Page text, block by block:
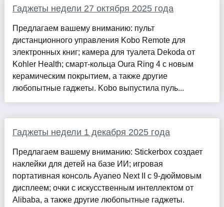
Гаджеты недели 27 октября 2025 года
Предлагаем вашему вниманию: пульт
дистанционного управления Kobo Remote для
электронных книг; камера для туалета Dekoda от
Kohler Health; смарт-кольца Oura Ring 4 с новым
керамическим покрытием, а также другие
любопытные гаджеты. Kobo выпустила пуль...
Гаджеты недели 1 декабря 2025 года
Предлагаем вашему вниманию: Stickerbox создает
наклейки для детей на базе ИИ; игровая
портативная консоль Ayaneo Next II с 9-дюймовым
дисплеем; очки с искусственным интеллектом от
Alibaba, а также другие любопытные гаджеты.